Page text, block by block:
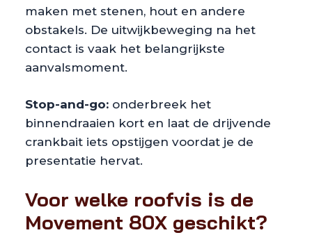
maken met stenen, hout en andere
obstakels. De uitwijkbeweging na het
contact is vaak het belangrijkste
aanvalsmoment.
Stop-and-go: onderbreek het
binnendraaien kort en laat de drijvende
crankbait iets opstijgen voordat je de
presentatie hervat.
Voor welke roofvis is de
Movement 80X geschikt?